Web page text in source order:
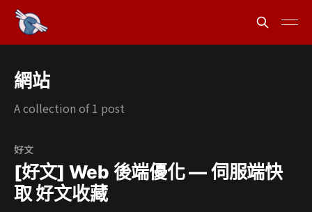
網站
A collection of 1 post
好文
[好文] Web 後端優化 — 伺服端快
取 好文收藏